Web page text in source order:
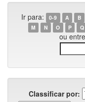
Ir para: 0-9 A B
M
N O P Q
ou
Classificar por: